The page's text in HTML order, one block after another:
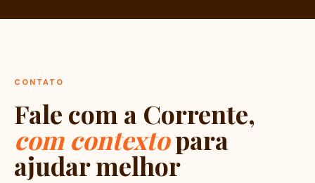
CONTATO
Fale com a Corrente,
com contextopara
ajudar melhor